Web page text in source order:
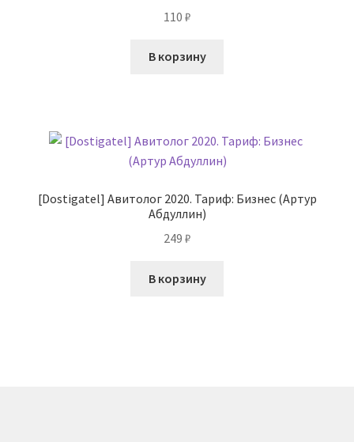
110 ₽
В корзину
[Dostigatel] Авитолог 2020. Тариф: Бизнес (Артур
Абдуллин)
249 ₽
В корзину